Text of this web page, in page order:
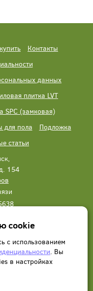
Контакты
данных
плитка LVT
SPC (замковая)
для пола
Подложка
статьи
154
звонок
cookie
с использованием
. Вы
в настройках